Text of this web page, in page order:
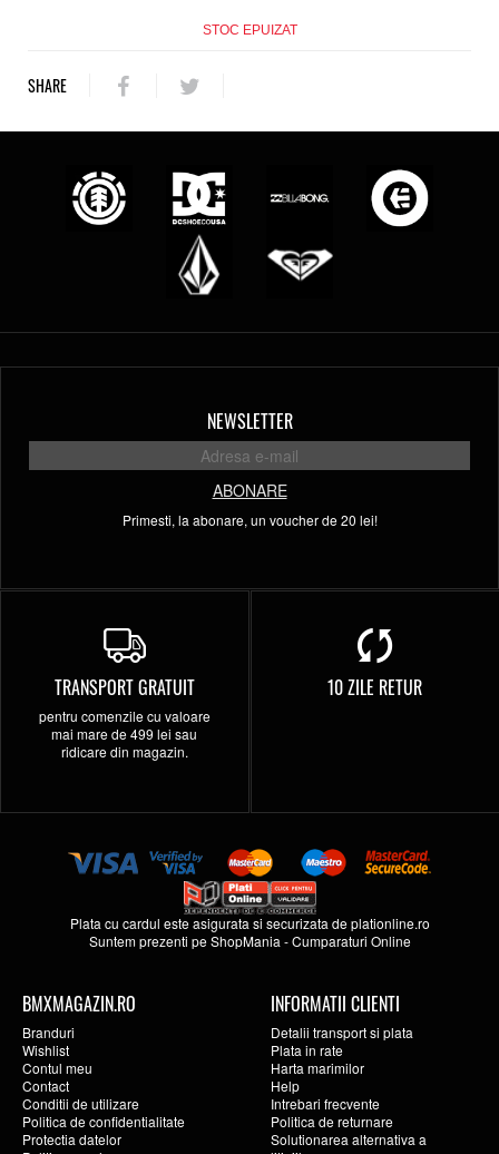
STOC EPUIZAT
SHARE
NEWSLETTER
ABONARE
Primesti, la abonare, un voucher de 20 lei!
TRANSPORT GRATUIT
pentru comenzile cu valoare
mai mare de 499 lei sau
ridicare din magazin.
10 ZILE RETUR
Plata cu cardul este asigurata si securizata deplationline.ro
Suntem prezenti peShopMania -Cumparaturi Online
BMXMAGAZIN.RO
Branduri
Wishlist
Contul meu
Contact
Conditii de utilizare
Politica de confidentialitate
Protectia datelor
INFORMATII CLIENTI
Detalii transport si plata
Plata in rate
Harta marimilor
Help
Intrebari frecvente
Politica de returnare
Solutionarea alternativa a